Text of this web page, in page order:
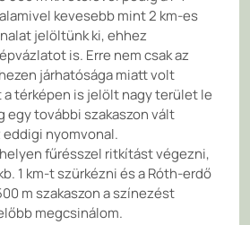
kevesebb mint 2 km-es
jelöltünk ki, ehhez
is. Erre nem csak az
járhatósága miatt volt
a térképen is jelölt nagy terület le
egy további szakaszon vált
nyomvonal.
fűrésszel ritkítást végezni,
1 km-t szürkézni és a Róth-erdő
m szakaszon a színezést
megcsinálom.